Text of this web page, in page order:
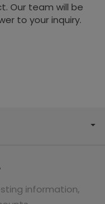
Our team will be
to your inquiry.
information,